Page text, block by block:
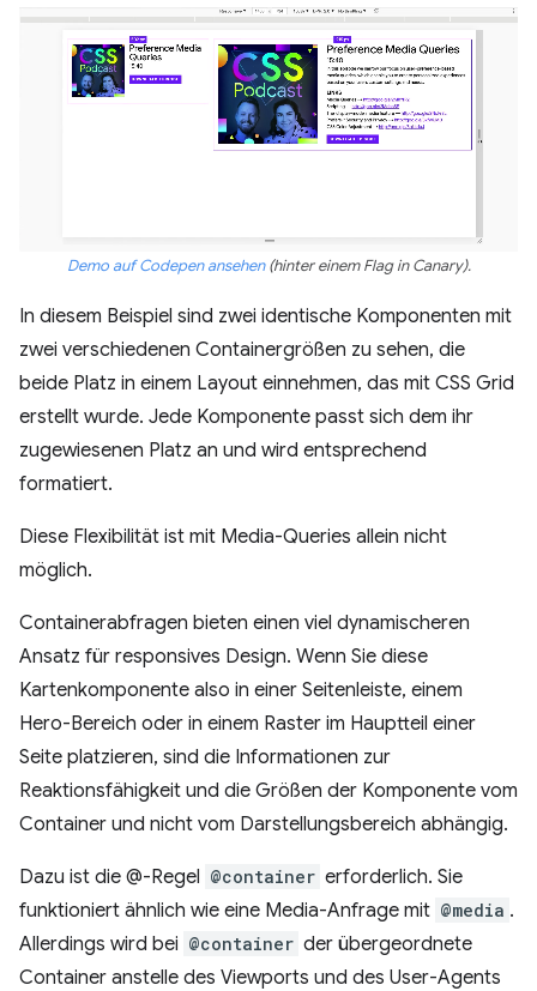
Demo auf Codepen ansehen(hinter einem Flag in Canary).
In diesem Beispiel sind zwei identische Komponenten mit
zwei verschiedenen Containergrößen zu sehen, die
beide Platz in einem Layout einnehmen, das mit CSS Grid
erstellt wurde. Jede Komponente passt sich dem ihr
zugewiesenen Platz an und wird entsprechend
formatiert.
Diese Flexibilität ist mit Media-Queries allein nicht
möglich.
Containerabfragen bieten einen viel dynamischeren
Ansatz für responsives Design. Wenn Sie diese
Kartenkomponente also in einer Seitenleiste, einem
Hero-Bereich oder in einem Raster im Hauptteil einer
Seite platzieren, sind die Informationen zur
Reaktionsfähigkeit und die Größen der Komponente vom
Container und nicht vom Darstellungsbereich abhängig.
Dazu ist die @-Regel @container erforderlich. Sie
funktioniert ähnlich wie eine Media-Anfrage mit @media .
Allerdings wird bei @container der übergeordnete
Container anstelle des Viewports und des User-Agents